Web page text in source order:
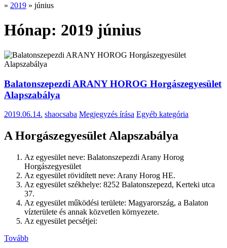
» 2019 » június
Hónap: 2019 június
Balatonszepezdi ARANY HOROG Horgászegyesület
Alapszabálya
2019.06.14. shaocsaba Megjegyzés írása Egyéb kategória
A Horgászegyesület Alapszabálya
Az egyesület neve: Balatonszepezdi Arany Horog
Horgászegyesület
Az egyesület rövidített neve: Arany Horog HE.
Az egyesület székhelye: 8252 Balatonszepezd, Kerteki utca
37.
Az egyesület működési területe: Magyarország, a Balaton
vízterülete és annak közvetlen környezete.
Az egyesület pecsétjei:
Tovább